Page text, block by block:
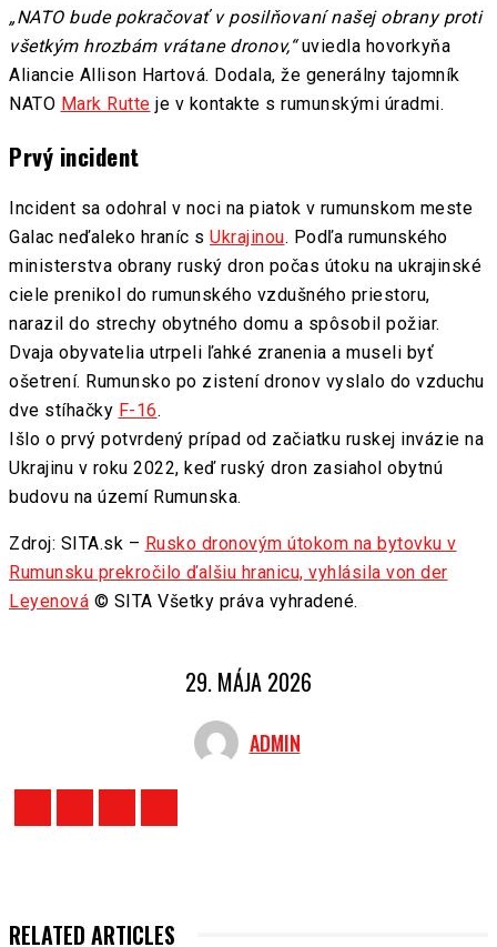
„NATO bude pokračovať v posilňovaní našej obrany proti
všetkým hrozbám vrátane dronov,“uviedla hovorkyňa
Aliancie Allison Hartová. Dodala, že generálny tajomník
NATO Mark Rutte je v kontakte s rumunskými úradmi.
Prvý incident
Incident sa odohral v noci na piatok v rumunskom meste
Galac neďaleko hraníc s Ukrajinou. Podľa rumunského
ministerstva obrany ruský dron počas útoku na ukrajinské
ciele prenikol do rumunského vzdušného priestoru,
narazil do strechy obytného domu a spôsobil požiar.
Dvaja obyvatelia utrpeli ľahké zranenia a museli byť
ošetrení. Rumunsko po zistení dronov vyslalo do vzduchu
dve stíhačky F-16.
Išlo o prvý potvrdený prípad od začiatku ruskej invázie na
Ukrajinu v roku 2022, keď ruský dron zasiahol obytnú
budovu na území Rumunska.
Zdroj: SITA.sk – Rusko dronovým útokom na bytovku v
Rumunsku prekročilo ďalšiu hranicu, vyhlásila von der
Leyenová © SITA Všetky práva vyhradené.
29. MÁJA 2026
ADMIN
RELATED ARTICLES